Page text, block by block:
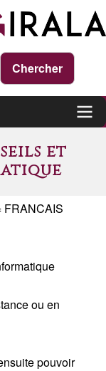
et
FRANCAIS
ou en
pouvoir